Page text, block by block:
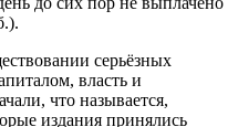
серьёзных
власть и
что называется,
издания принялись